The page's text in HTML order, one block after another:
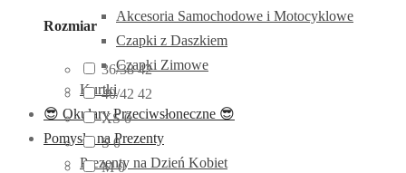
Akcesoria Samochodowe i Motocyklowe
Czapki z Daszkiem
Czapki Zimowe
Kurtki
😎 Okulary Przeciwsłoneczne 😎
Pomysły na Prezenty
Prezenty na Dzień Kobiet
Rozmiar
36/38 4242
40/42 42
products
XS 00
products
S 00
products
M 00